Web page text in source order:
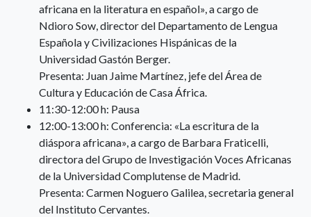
africana en la literatura en español», a cargo de
Ndioro Sow, director del Departamento de Lengua
Española y Civilizaciones Hispánicas de la
Universidad Gastón Berger.
Presenta: Juan Jaime Martínez, jefe del Área de
Cultura y Educación de Casa África.
11:30-12:00 h: Pausa
12:00-13:00 h: Conferencia: «La escritura de la
diáspora africana», a cargo de Barbara Fraticelli,
directora del Grupo de Investigación Voces Africanas
de la Universidad Complutense de Madrid.
Presenta: Carmen Noguero Galilea, secretaria general
del Instituto Cervantes.